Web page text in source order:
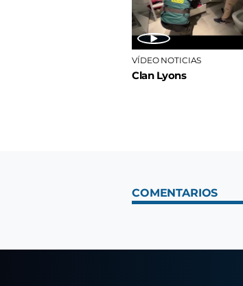
VÍDEO NOTICIAS
Clan Lyons
COMENTARIOS